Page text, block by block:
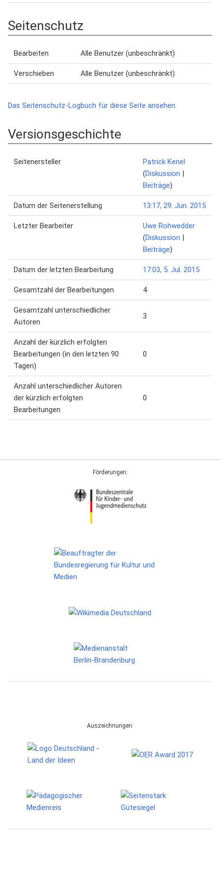
Seitenschutz
Bearbeiten Alle Benutzer (unbeschränkt)
Verschieben Alle Benutzer (unbeschränkt)
Das Seitenschutz-Logbuch für diese Seite ansehen.
Versionsgeschichte
Seitenersteller
Patrick Kenel
(Diskussion |
Beiträge)
Datum der Seitenerstellung 13:17, 29. Jun. 2015
Letzter Bearbeiter
Uwe Rohwedder
(Diskussion |
Beiträge)
Datum der letzten Bearbeitung 17:03, 5. Jul. 2015
Gesamtzahl der Bearbeitungen 4
Gesamtzahl unterschiedlicher
Autoren
3
Anzahl der kürzlich erfolgten
Bearbeitungen (in den letzten 90
Tagen)
0
Anzahl unterschiedlicher Autoren
der kürzlich erfolgten
Bearbeitungen
0
Förderungen:
Auszeichnungen: